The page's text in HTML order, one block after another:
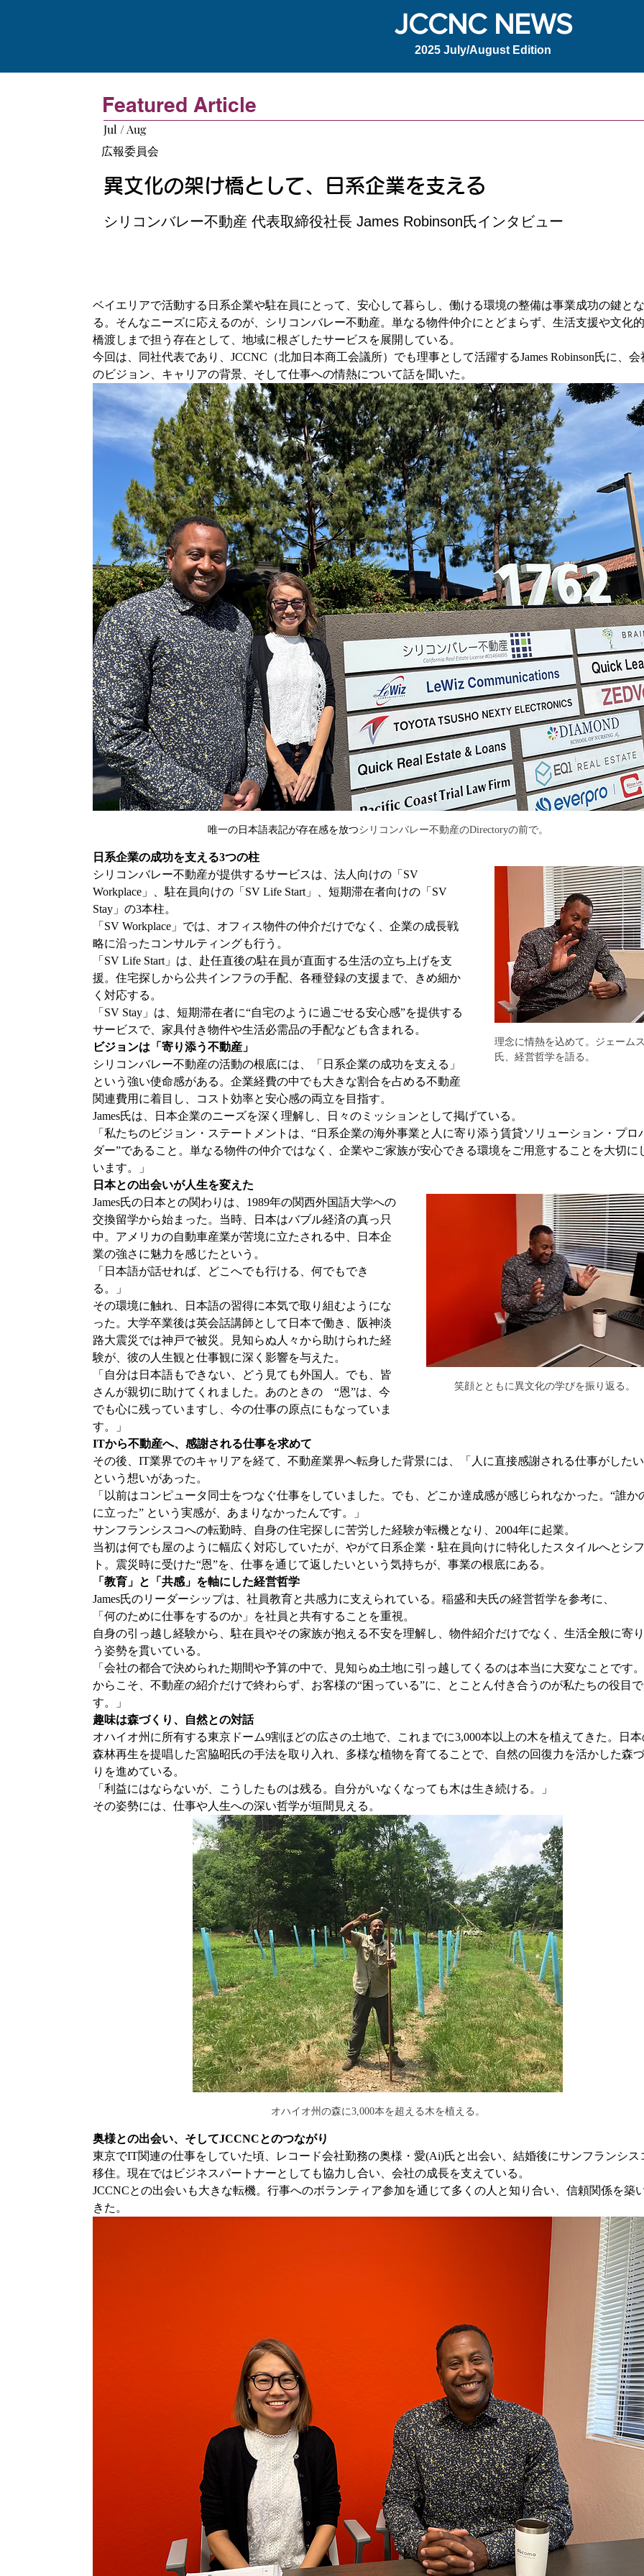
JCCNC NEWS
2025 July/August Edition
Featured Article
Jul / Aug
広報委員会
異文化の架け橋として、日系企業を支える
シリコンバレー不動産 代表取締役社長 James Robinson氏インタビュー
ベイエリアで活動する日系企業や駐在員にとって、安心して暮らし、働ける環境の整備は事業成功の鍵とな
る。そんなニーズに応えるのが、シリコンバレー不動産。単なる物件仲介にとどまらず、生活支援や文化
橋渡しまで担う存在として、地域に根ざしたサービスを展開している。
今回は、同社代表であり、JCCNC（北加日本商工会議所）でも理事として活躍するJames Robinson氏に、会
のビジョン、キャリアの背景、そして仕事への情熱について話を聞いた。
唯一の日本語表記が存在感を放つシリコンバレー不動産のDirectoryの前で。
日系企業の成功を支える3つの柱
理念に情熱を込めて。ジェームス
氏、経営哲学を語る。
シリコンバレー不動産が提供するサービスは、法人向けの「SV
Workplace」、駐在員向けの「SV Life Start」、短期滞在者向けの「SV
Stay」の3本柱。
「SV Workplace」では、オフィス物件の仲介だけでなく、企業の成長戦
略に沿ったコンサルティングも行う。
「SV Life Start」は、赴任直後の駐在員が直面する生活の立ち上げを支
援。住宅探しから公共インフラの手配、各種登録の支援まで、きめ細か
く対応する。
「SV Stay」は、短期滞在者に“自宅のように過ごせる安心感”を提供する
サービスで、家具付き物件や生活必需品の手配なども含まれる。
ビジョンは「寄り添う不動産」
シリコンバレー不動産の活動の根底には、「日系企業の成功を支える」
という強い使命感がある。企業経費の中でも大きな割合を占める不動産
関連費用に着目し、コスト効率と安心感の両立を目指す。
James氏は、日本企業のニーズを深く理解し、日々のミッションとして掲げている。
「私たちのビジョン・ステートメントは、“日系企業の海外事業と人に寄り添う賃貸ソリューション・プロ
ダー”であること。単なる物件の仲介ではなく、企業やご家族が安心できる環境をご用意することを大切に
います。」
日本との出会いが人生を変えた
笑顔とともに異文化の学びを振り返る。
James氏の日本との関わりは、1989年の関西外国語大学への
交換留学から始まった。当時、日本はバブル経済の真っ只
中。アメリカの自動車産業が苦境に立たされる中、日本企
業の強さに魅力を感じたという。
「日本語が話せれば、どこへでも行ける、何でもでき
る。」
その環境に触れ、日本語の習得に本気で取り組むようにな
った。大学卒業後は英会話講師として日本で働き、阪神淡
路大震災では神戸で被災。見知らぬ人々から助けられた経
験が、彼の人生観と仕事観に深く影響を与えた。
「自分は日本語もできない、どう見ても外国人。でも、皆
さんが親切に助けてくれました。あのときの　“恩”は、今
でも心に残っていますし、今の仕事の原点にもなっていま
す。」
ITから不動産へ、感謝される仕事を求めて
その後、IT業界でのキャリアを経て、不動産業界へ転身した背景には、「人に直接感謝される仕事がしたい
という想いがあった。
「以前はコンピュータ同士をつなぐ仕事をしていました。でも、どこか達成感が感じられなかった。“誰か
に立った” という実感が、あまりなかったんです。」
サンフランシスコへの転勤時、自身の住宅探しに苦労した経験が転機となり、2004年に起業。
当初は何でも屋のように幅広く対応していたが、やがて日系企業・駐在員向けに特化したスタイルへとシフ
ト。震災時に受けた“恩”を、仕事を通じて返したいという気持ちが、事業の根底にある。
「教育」と「共感」を軸にした経営哲学
James氏のリーダーシップは、社員教育と共感力に支えられている。稲盛和夫氏の経営哲学を参考に、
「何のために仕事をするのか」を社員と共有することを重視。
自身の引っ越し経験から、駐在員やその家族が抱える不安を理解し、物件紹介だけでなく、生活全般に寄
う姿勢を貫いている。
「会社の都合で決められた期間や予算の中で、見知らぬ土地に引っ越してくるのは本当に大変なことです
からこそ、不動産の紹介だけで終わらず、お客様の“困っている”に、とことん付き合うのが私たちの役目で
す。」
趣味は森づくり、自然との対話
オハイオ州に所有する東京ドーム9割ほどの広さの土地で、これまでに3,000本以上の木を植えてきた。日本
森林再生を提唱した宮脇昭氏の手法を取り入れ、多様な植物を育てることで、自然の回復力を活かした森づ
りを進めている。
「利益にはならないが、こうしたものは残る。自分がいなくなっても木は生き続ける。」
その姿勢には、仕事や人生への深い哲学が垣間見える。
オハイオ州の森に3,000本を超える木を植える。
奥様との出会い、そしてJCCNCとのつながり
東京でIT関連の仕事をしていた頃、レコード会社勤務の奥様・愛(Ai)氏と出会い、結婚後にサンフランシス
移住。現在ではビジネスパートナーとしても協力し合い、会社の成長を支えている。
JCCNCとの出会いも大きな転機。行事へのボランティア参加を通じて多くの人と知り合い、信頼関係を築
きた。